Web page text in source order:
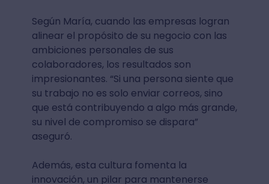
Según María, cuando las empresas logran
alinear el propósito de su negocio con las
ambiciones personales de sus
colaboradores, los resultados son
impresionantes. “Si una persona siente que
su trabajo no es solo enviar correos, sino
que está contribuyendo a algo más grande,
su nivel de compromiso se dispara”
aseguró.
Además, esta cultura fomenta la
innovación, un pilar para mantenerse